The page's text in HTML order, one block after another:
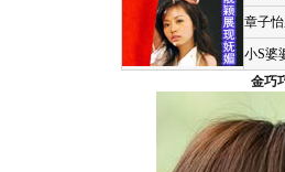
章子
小S婆
金巧